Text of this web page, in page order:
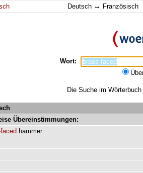
Deutsch ↔ Französisch
Wort:
Die Suche im
Übereinstimmungen:
hammer